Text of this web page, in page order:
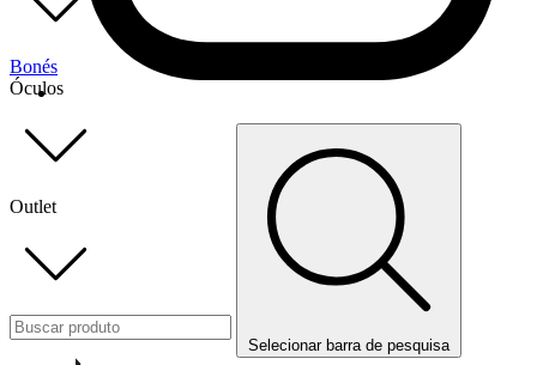
Bonés
Óculos
Outlet
Selecionar barra de pesquisa